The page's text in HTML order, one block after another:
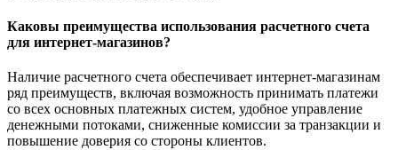
Каковы преимущества использования расчетного счета
для интернет-магазинов?
Наличие расчетного счета обеспечивает интернет-магазинам
ряд преимуществ, включая возможность принимать платежи
со всех основных платежных систем, удобное управление
денежными потоками, сниженные комиссии за транзакции и
повышение доверия со стороны клиентов.